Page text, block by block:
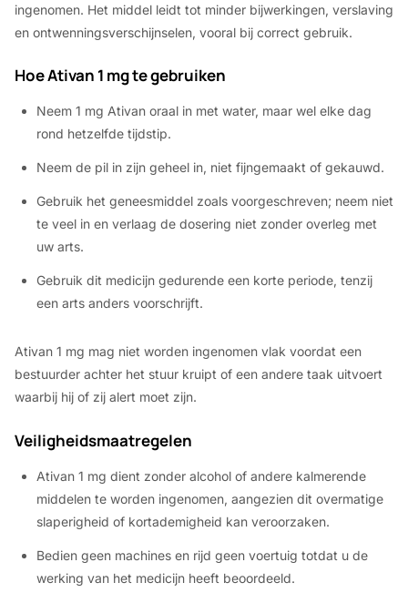
ingenomen. Het middel leidt tot minder bijwerkingen, verslaving
en ontwenningsverschijnselen, vooral bij correct gebruik.
Hoe Ativan 1 mg te gebruiken
Neem 1 mg Ativan oraal in met water, maar wel elke dag
rond hetzelfde tijdstip.
Neem de pil in zijn geheel in, niet fijngemaakt of gekauwd.
Gebruik het geneesmiddel zoals voorgeschreven; neem niet
te veel in en verlaag de dosering niet zonder overleg met
uw arts.
Gebruik dit medicijn gedurende een korte periode, tenzij
een arts anders voorschrijft.
Ativan 1 mg mag niet worden ingenomen vlak voordat een
bestuurder achter het stuur kruipt of een andere taak uitvoert
waarbij hij of zij alert moet zijn.
Veiligheidsmaatregelen
Ativan 1 mg dient zonder alcohol of andere kalmerende
middelen te worden ingenomen, aangezien dit overmatige
slaperigheid of kortademigheid kan veroorzaken.
Bedien geen machines en rijd geen voertuig totdat u de
werking van het medicijn heeft beoordeeld.